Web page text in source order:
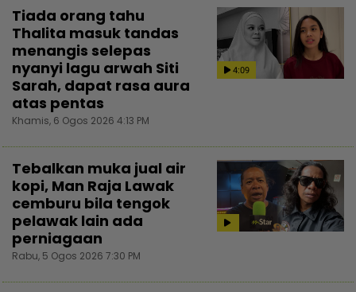
4:09
Tiada orang tahu
Thalita masuk tandas
menangis selepas
nyanyi lagu arwah Siti
Sarah, dapat rasa aura
atas pentas
Khamis, 6 Ogos 2026 4:13 PM
Tebalkan muka jual air
kopi, Man Raja Lawak
cemburu bila tengok
pelawak lain ada
perniagaan
Rabu, 5 Ogos 2026 7:30 PM